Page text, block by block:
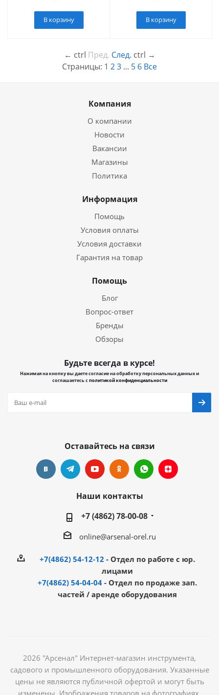
В корзину В корзину
← ctrl Пред. След. ctrl →
Страницы: 1 23 ... 5 6 Все
Компания
О компании
Новости
Вакансии
Магазины
Политика
Информация
Помощь
Условия оплаты
Условия доставки
Гарантия на товар
Помощь
Блог
Вопрос-ответ
Бренды
Обзоры
Будьте всегда в курсе!
Нажимая на кнопку вы даете согласие на обработку персональных данных и
соглашаетесь сполитикой конфиденциальности
Оставайтесь на связи
Наши контакты
+7 (4862) 78-00-08
online@arsenal-orel.ru
+7(4862) 54-12-12 - Отдел по работе с юр.
лицами
+7(4862) 54-04-04 - Отдел по продаже зап.
частей / аренде оборудования
2026 "Арсенал" Интернет-магазин инструмента,
садового и промышленного оборудования. Указанные
цены не являются публичной офертой и могут быть
изменены. Изображения товаров на фотографиях,